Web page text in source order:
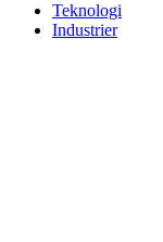
Teknologi
Industrier